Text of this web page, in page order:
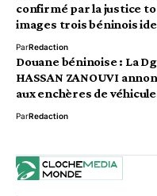
confirmé par la justice
images trois béninois
ParRedaction
Douane béninoise : La
HASSAN ZANOUVI
aux enchères de
ParRedaction